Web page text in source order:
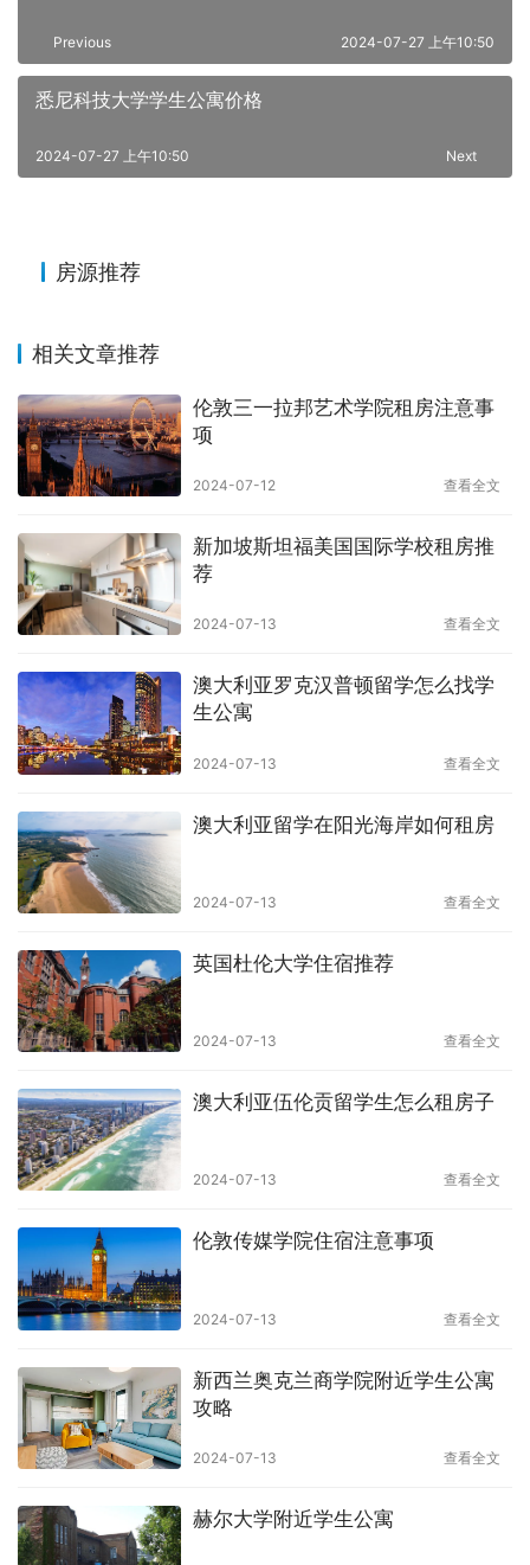
Previous 2024-07-27 上午10:50
悉尼科技大学学生公寓价格
Next
2024-07-27 上午10:50
房源推荐
相关文章推荐
伦敦三一拉邦艺术学院租房注意事
项
2024-07-12 查看全文
新加坡斯坦福美国国际学校租房推
荐
2024-07-13 查看全文
澳大利亚罗克汉普顿留学怎么找学
生公寓
2024-07-13 查看全文
澳大利亚留学在阳光海岸如何租房
2024-07-13 查看全文
英国杜伦大学住宿推荐
2024-07-13 查看全文
澳大利亚伍伦贡留学生怎么租房子
2024-07-13 查看全文
伦敦传媒学院住宿注意事项
2024-07-13 查看全文
新西兰奥克兰商学院附近学生公寓
攻略
2024-07-13 查看全文
赫尔大学附近学生公寓